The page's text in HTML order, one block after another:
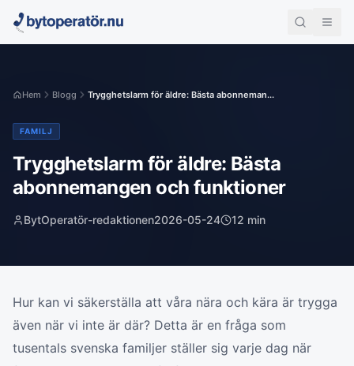
Hem Blogg Trygghetslarm för äldre: Bästa abonneman...
FAMILJ
Trygghetslarm för äldre: Bästa
abonnemangen och funktioner
BytOperatör-redaktionen2026-05-24 12 min
Hur kan vi säkerställa att våra nära och kära är trygga
även när vi inte är där? Detta är en fråga som
tusentals svenska familjer ställer sig varje dag när